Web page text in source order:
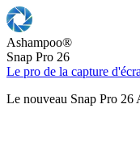
Ashampoo®
Snap Pro 26
Le pro de la capture
Le nouveau Snap Pro